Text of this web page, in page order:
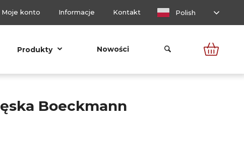
Moje konto Informacje Kontakt Polish
Produkty Nowości
Boeckmann